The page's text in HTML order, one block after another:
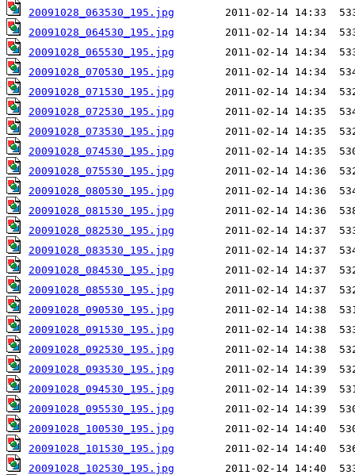
20091028_063530_195.jpg
20091028_064530_195.jpg
20091028_065530_195.jpg
20091028_070530_195.jpg
20091028_071530_195.jpg
20091028_072530_195.jpg
20091028_073530_195.jpg
20091028_074530_195.jpg
20091028_075530_195.jpg
20091028_080530_195.jpg
20091028_081530_195.jpg
20091028_082530_195.jpg
20091028_083530_195.jpg
20091028_084530_195.jpg
20091028_085530_195.jpg
20091028_090530_195.jpg
20091028_091530_195.jpg
20091028_092530_195.jpg
20091028_093530_195.jpg
20091028_094530_195.jpg
20091028_095530_195.jpg
20091028_100530_195.jpg
20091028_101530_195.jpg
20091028_102530_195.jpg